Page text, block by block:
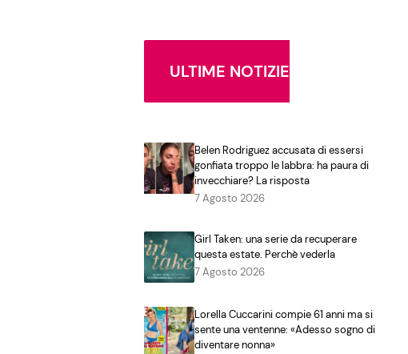
ULTIME NOTIZIE
Belen Rodriguez accusata di essersi
gonfiata troppo le labbra: ha paura di
invecchiare? La risposta
7 Agosto 2026
Girl Taken: una serie da recuperare
questa estate. Perchè vederla
7 Agosto 2026
Lorella Cuccarini compie 61 anni ma si
sente una ventenne: «Adesso sogno di
diventare nonna»